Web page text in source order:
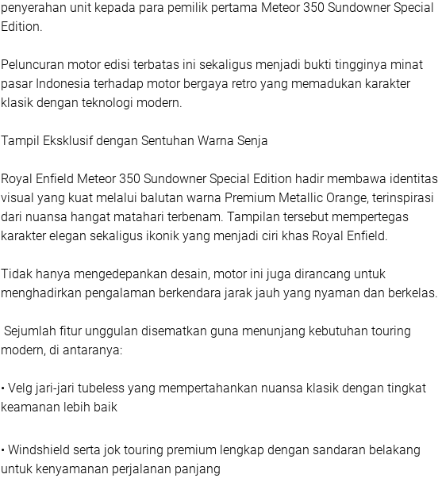
penyerahan unit kepada para pemilik pertama Meteor 350 Sundowner Special
Edition.
Peluncuran motor edisi terbatas ini sekaligus menjadi bukti tingginya minat
pasar Indonesia terhadap motor bergaya retro yang memadukan karakter
klasik dengan teknologi modern.
Tampil Eksklusif dengan Sentuhan Warna Senja
Royal Enfield Meteor 350 Sundowner Special Edition hadir membawa identitas
visual yang kuat melalui balutan warna Premium Metallic Orange, terinspirasi
dari nuansa hangat matahari terbenam. Tampilan tersebut mempertegas
karakter elegan sekaligus ikonik yang menjadi ciri khas Royal Enfield.
Tidak hanya mengedepankan desain, motor ini juga dirancang untuk
menghadirkan pengalaman berkendara jarak jauh yang nyaman dan berkelas.
Sejumlah fitur unggulan disematkan guna menunjang kebutuhan touring
modern, di antaranya:
• Velg jari-jari tubeless yang mempertahankan nuansa klasik dengan tingkat
keamanan lebih baik
• Windshield serta jok touring premium lengkap dengan sandaran belakang
untuk kenyamanan perjalanan panjang